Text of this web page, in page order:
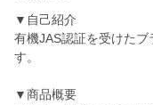
▼自己紹介
有機JAS認証を受けた
す。
▼商品概要